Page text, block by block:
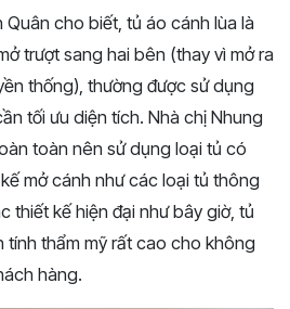
cho biết, tủ áo cánh lùa là
trượt sang hai bên (thay vì mở ra
thống), thường được sử dụng
tối ưu diện tích. Nhà chị Nhung
toàn nên sử dụng loại tủ có
mở cánh như các loại tủ thông
thiết kế hiện đại như bây giờ, tủ
tính thẩm mỹ rất cao cho không
hàng.